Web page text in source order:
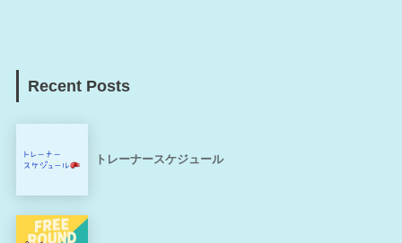
Recent Posts
トレーナースケジュール